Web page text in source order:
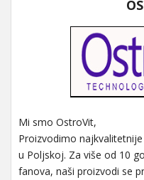
Mi smo OstroVit,
Proizvodimo
u Poljskoj. Za više od 10
fanova, naši proizvodi se